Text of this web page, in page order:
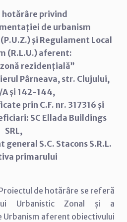
hotărâre privind
de urbanism
şi Regulament Local
(R.L.U.) aferent:
rezidențială”
Pârneava, str. Clujului,
A și 142-144,
prin C.F. nr. 317316 și
SC Ellada Buildings
SRL,
S.C. Stacons S.R.L.
primarului
de hotărâre se referă
Urbanistic Zonal și a
Urbanism aferent obiectivului